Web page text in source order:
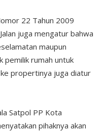
22 Tahun 2009
juga mengatur bahwa
maupun
pemilik rumah untuk
propertinya juga diatur
Satpol PP Kota
pihaknya akan